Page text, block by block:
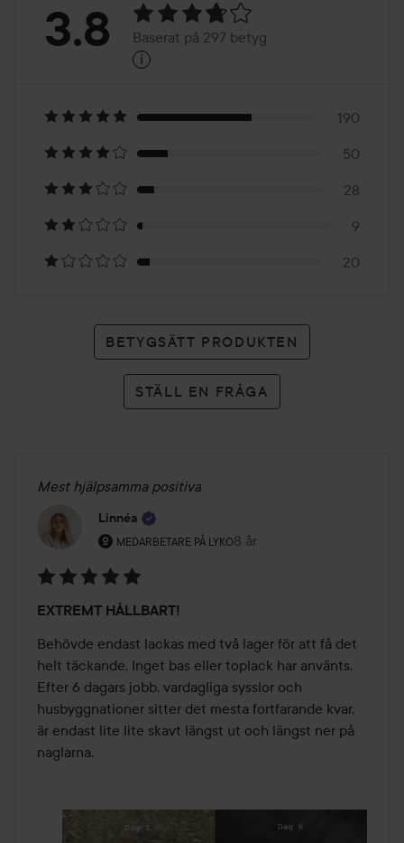
Betyg:
Baserat
på
297
betyg
3.8 Baserat på 297 betyg
i
190
50
28
9
20
BETYGSÄTT PRODUKTEN
STÄLL EN FRÅGA
Mest hjälpsamma positiva
Linnéa
MEDARBETARE PÅ LYKO
Användarens roll: Medarbetare på Lyko.
8 år
Inlägget skapades 8 år
5
av
5
EXTREMT HÅLLBART!
Behövde endast lackas med två lager för att få det
helt täckande. Inget bas eller toplack har använts.
Efter 6 dagars jobb, vardagliga sysslor och
husbyggnationer sitter det mesta fortfarande kvar,
är endast lite lite skavt längst ut och längst ner på
naglarna.